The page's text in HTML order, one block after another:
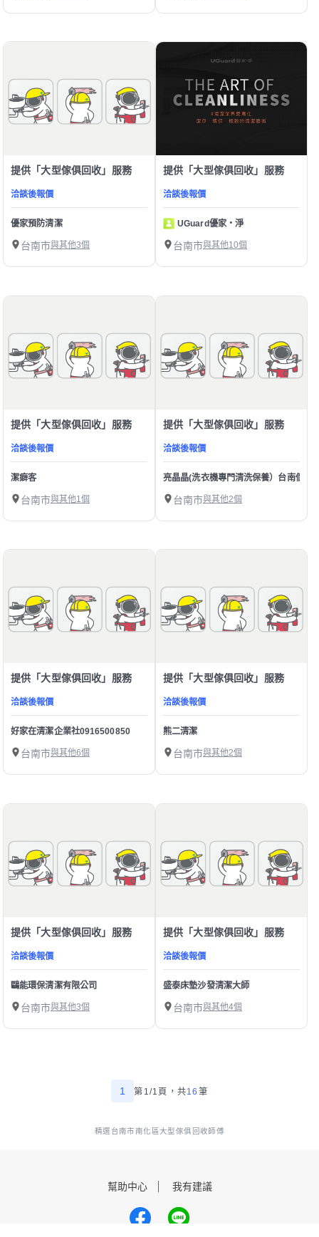
提供「大型傢俱回收」服務
洽談後報價
優家預防清潔
台南市與其他3個
提供「大型傢俱回收」服務
洽談後報價
UGuard優家・淨
台南市與其他10個
提供「大型傢俱回收」服務
洽談後報價
潔癖客
台南市與其他1個
提供「大型傢俱回收」服務
洽談後報價
亮晶晶(洗衣機專門清洗保養）台南個人
台南市與其他2個
提供「大型傢俱回收」服務
洽談後報價
好家在清潔企業社0916500850
台南市與其他6個
提供「大型傢俱回收」服務
洽談後報價
熊二清潔
台南市與其他2個
提供「大型傢俱回收」服務
洽談後報價
鷗能環保清潔有限公司
台南市與其他3個
提供「大型傢俱回收」服務
洽談後報價
盛泰床墊沙發清潔大師
台南市與其他4個
1 第1/1頁， 共16 筆
精選台南市南化區大型傢俱回收師傅
幫助中心 我有建議